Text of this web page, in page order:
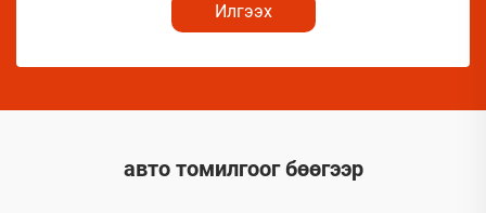
Илгээх
авто томилгоог бөөгээр